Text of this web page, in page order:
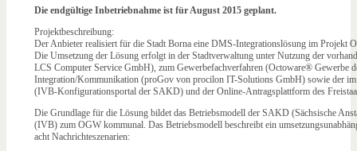
Die endgültige Inbetriebnahme ist für August 2015 geplant.
Projektbeschreibung:
Der Anbieter realisiert für die Stadt Borna eine DMS-Integrationslösung im Projekt
Die Umsetzung der Lösung erfolgt in der Stadtverwaltung unter Nutzung der
LCS Computer Service GmbH), zum Gewerbefachverfahren (Octoware® Gewerbe
Integration/Kommunikation (proGov von procilon IT-Solutions GmbH) sowie der
(IVB-Konfigurationsportal der SAKD) und der Online-Antragsplattform des
Die Grundlage für die Lösung bildet das Betriebsmodell der SAKD (Sächsische
(IVB) zum OGW kommunal. Das Betriebsmodell beschreibt ein
acht Nachrichteszenarien: